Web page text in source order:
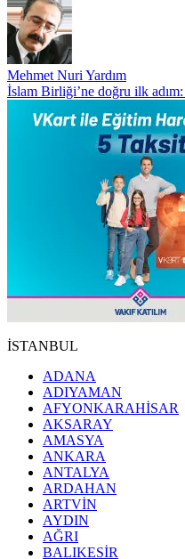
Mehmet Nuri Yardım
İslam Birliği’ne doğru ilk
İSTANBUL
ADANA
ADIYAMAN
AFYONKARAHİSAR
AKSARAY
AMASYA
ANKARA
ANTALYA
ARDAHAN
ARTVİN
AYDIN
AĞRI
BALIKESİR